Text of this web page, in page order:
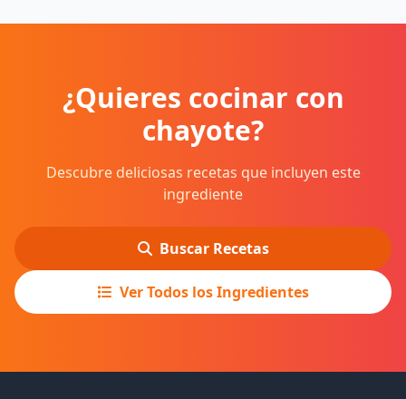
¿Quieres cocinar con
chayote?
Descubre deliciosas recetas que incluyen este
ingrediente
Buscar Recetas
Ver Todos los Ingredientes